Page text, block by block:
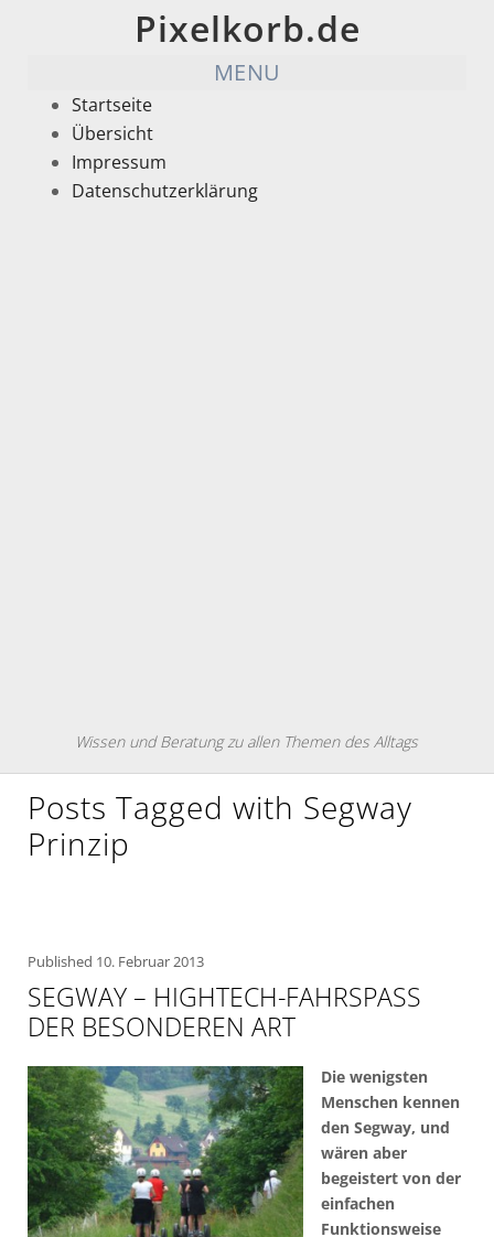
Pixelkorb.de
MENU
Startseite
Übersicht
Impressum
Datenschutzerklärung
Wissen und Beratung zu allen Themen des Alltags
Posts Tagged with Segway
Prinzip
Published 10. Februar 2013
SEGWAY – HIGHTECH-FAHRSPASS D
ER BESONDEREN ART
Die wenigsten
Menschen kennen
den Segway, und
wären aber
begeistert von der
einfachen
Funktionsweise